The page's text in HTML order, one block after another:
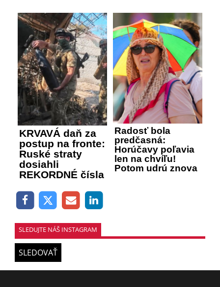
KRVAVÁ daň za
postup na fronte:
Ruské straty
dosiahli
REKORDNÉ čísla
Radosť bola
predčasná:
Horúčavy poľavia
len na chvíľu!
Potom udrú znova
SLEDUJTE NÁŠ INSTAGRAM
SLEDOVAŤ